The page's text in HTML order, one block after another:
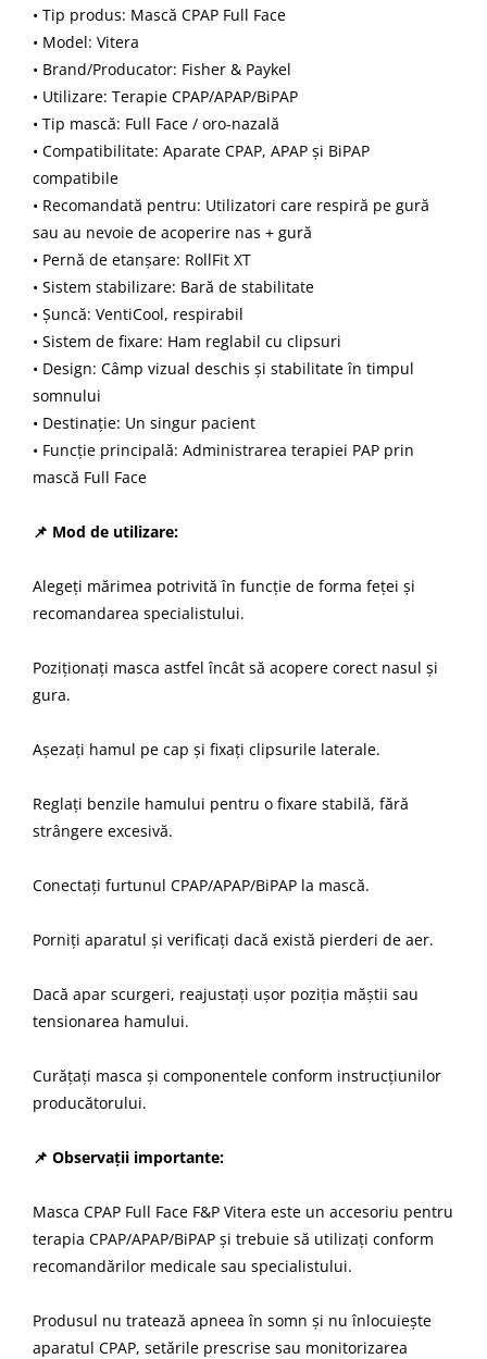
• Tip produs: Mască CPAP Full Face
• Model: Vitera
• Brand/Producator: Fisher & Paykel
• Utilizare: Terapie CPAP/APAP/BiPAP
• Tip mască: Full Face / oro-nazală
• Compatibilitate: Aparate CPAP, APAP și BiPAP
compatibile
• Recomandată pentru: Utilizatori care respiră pe gură
sau au nevoie de acoperire nas + gură
• Pernă de etanșare: RollFit XT
• Sistem stabilizare: Bară de stabilitate
• Şuncă: VentiCool, respirabil
• Sistem de fixare: Ham reglabil cu clipsuri
• Design: Câmp vizual deschis și stabilitate în timpul
somnului
• Destinație: Un singur pacient
• Funcție principală: Administrarea terapiei PAP prin
mască Full Face
📌 Mod de utilizare:
Alegeți mărimea potrivită în funcție de forma feței și
recomandarea specialistului.
Poziționați masca astfel încât să acopere corect nasul și
gura.
Așezați hamul pe cap și fixați clipsurile laterale.
Reglați benzile hamului pentru o fixare stabilă, fără
strângere excesivă.
Conectați furtunul CPAP/APAP/BiPAP la mască.
Porniți aparatul și verificați dacă există pierderi de aer.
Dacă apar scurgeri, reajustați ușor poziția măștii sau
tensionarea hamului.
Curățați masca și componentele conform instrucțiunilor
producătorului.
📌 Observații importante:
Masca CPAP Full Face F&P Vitera este un accesoriu pentru
terapia CPAP/APAP/BiPAP și trebuie să utilizați conform
recomandărilor medicale sau specialistului.
Produsul nu tratează apneea în somn și nu înlocuiește
aparatul CPAP, setările prescrise sau monitorizarea